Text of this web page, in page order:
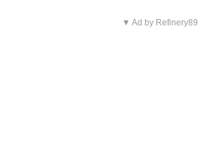
▼ Ad by Refinery89